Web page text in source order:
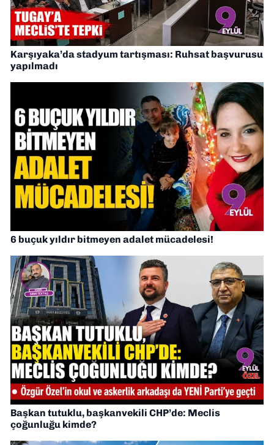
Karşıyaka’da stadyum tartışması: Ruhsat başvurusu
yapılmadı
6 buçuk yıldır bitmeyen adalet mücadelesi!
Başkan tutuklu, başkanvekili CHP’de: Meclis
çoğunluğu kimde?